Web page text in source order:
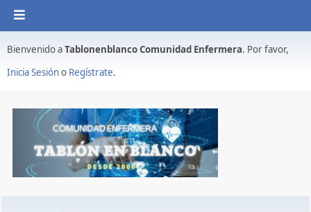
Bienvenido aTablonenblanco Comunidad Enfermera. Por favor,
Inicia Sesióno Regístrate.